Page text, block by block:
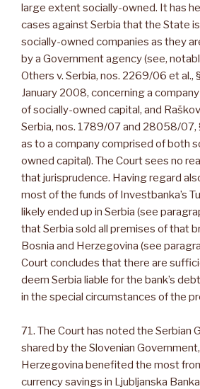
large extent socially-owned. It has
cases against Serbia that the State
socially-owned companies as they
by a Government agency (see,
Others v. Serbia, nos. 2269/06 et al.,
January 2008, concerning a
of socially-owned capital, and
Serbia, nos. 1789/07 and 28058/07,
as to a company comprised of both
owned capital). The Court sees no
that jurisprudence. Having regard
most of the funds of Investbanka’s
likely ended up in Serbia (see
that Serbia sold all premises of that
Bosnia and Herzegovina (see
Court concludes that there are
deem Serbia liable for the bank’s
in the special circumstances of the
71. The Court has noted the Serbian
shared by the Slovenian
Herzegovina benefited the most
currency savings in Ljubljanska Banka